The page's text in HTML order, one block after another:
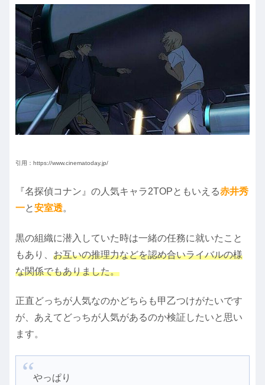
引用：https://www.cinematoday.jp/
『名探偵コナン』の人気キャラ2TOPともいえる赤井秀
一と安室透。
黒の組織に潜入していた時は一緒の任務に就いたこと
もあり、 お互いの推理力などを認め合いライバルの様
な関係でもありました。
正直どっちが人気なのかどちらも甲乙つけがたいです
が、あえてどっちが人気があるのか検証したいと思い
ます。
やっぱり